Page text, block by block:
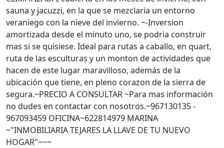
sauna y jacuzzi, en la que se mezclaria un entorno
veraniego con la nieve del invierno. ~-Inversion
amortizada desde el minuto uno, se podria construir
mas si se quisiese. Ideal para rutas a caballo, en quart,
ruta de las esculturas y un monton de actividades que
hacen de este lugar maravilloso, además de la
ubicación que tiene, en pleno corazon de la sierra de
segura.~PRECIO A CONSULTAR ~Para mas información
no dudes en contactar con nosotros.~967130135 -
967093459 OFICINA~622814979 MARINA
~"INMOBILIARIA TEJARES LA LLAVE DE TU NUEVO
HOGAR"~~~